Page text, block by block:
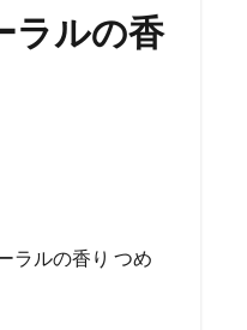
ラルの香
ラルの香り つめ